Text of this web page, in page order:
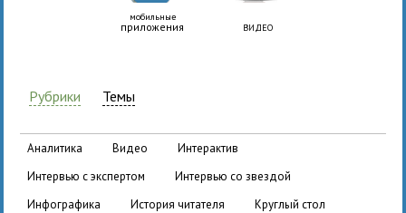
мобильные
приложения ВИДЕО
Рубрики Темы
аналитика видео
интерактив
интервью с экспертом
интервью со звездой
инфографика
история читателя
круглый стол